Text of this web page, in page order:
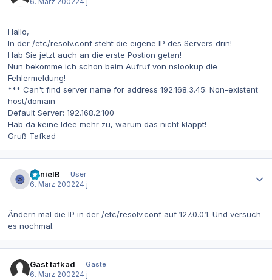
Hallo,
In der /etc/resolv.conf steht die eigene IP des Servers drin!
Hab Sie jetzt auch an die erste Postion getan!
Nun bekomme ich schon beim Aufruf von nslookup die
Fehlermeldung!
*** Can't find server name for address 192.168.3.45: Non-existent
host/domain
Default Server: 192.168.2.100
Hab da keine Idee mehr zu, warum das nicht klappt!
Gruß Tafkad
DanielB
User
6. März 200224 j
Ändern mal die IP in der /etc/resolv.conf auf 127.0.0.1. Und versuch
es nochmal.
Gast tafkad
Gäste
6. März 200224 j